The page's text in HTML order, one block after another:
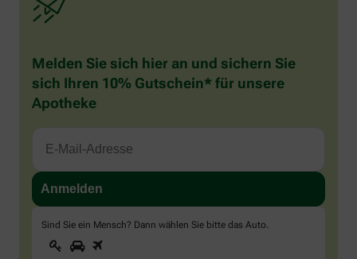
Melden Sie sich hier an und sichern Sie
sich Ihren 10% Gutschein* für unsere
Apotheke
Sind Sie ein Mensch? Dann wählen Sie bitte das Auto
Sind
Sie
1 2